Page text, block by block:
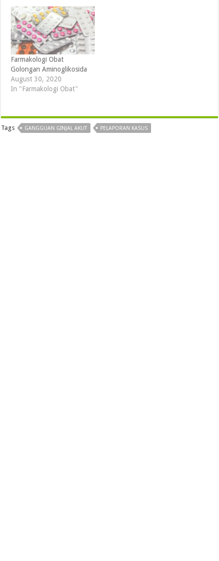
Farmakologi Obat
Golongan Aminoglikosida
August 30, 2020
In "Farmakologi Obat"
Tags GANGGUAN GINJAL AKUT PELAPORAN KASUS